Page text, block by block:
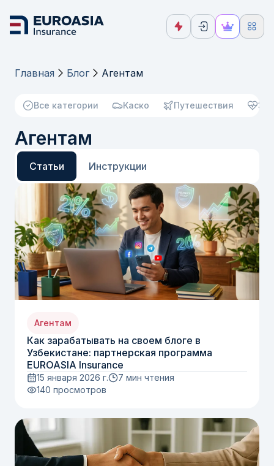
Главная Блог Агентам
Все категории Каско Путешествия
Агентам
Статьи Инструкции
Агентам
Как зарабатывать на своем блоге в
Узбекистане: партнерская программа
EUROASIA Insurance
15 января 2026 г.
7 мин чтения
140 просмотров